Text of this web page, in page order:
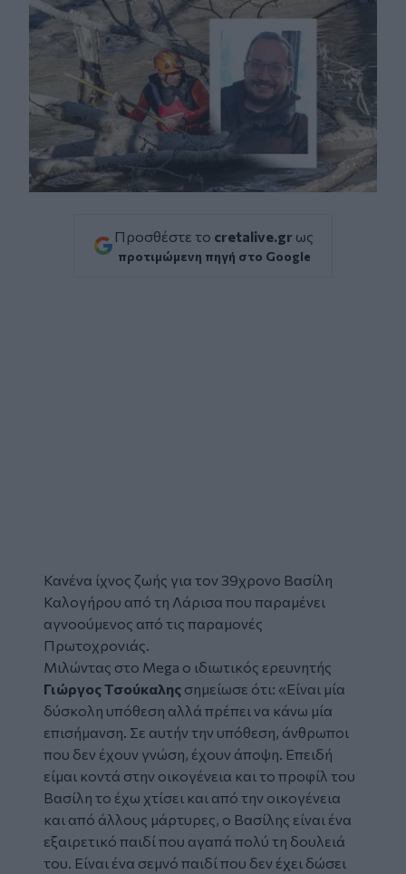
Προσθέστε το cretalive.gr ως
προτιμώμενη πηγή στο Google
Κανένα ίχνος ζωής για τον 39χρονο Βασίλη
Καλογήρου από τη Λάρισα που παραμένει
αγνοούμενος από τις παραμονές
Πρωτοχρονιάς.
Μιλώντας στο Mega ο ιδιωτικός ερευνητής
Γιώργος Τσούκαλης σημείωσε ότι: «Είναι μία
δύσκολη υπόθεση αλλά πρέπει να κάνω μία
επισήμανση. Σε αυτήν την υπόθεση, άνθρωποι
που δεν έχουν γνώση, έχουν άποψη. Επειδή
είμαι κοντά στην οικογένεια και το προφίλ του
Βασίλη το έχω χτίσει και από την οικογένεια
και από άλλους μάρτυρες, ο Βασίλης είναι ένα
εξαιρετικό παιδί που αγαπά πολύ τη δουλειά
του. Είναι ένα σεμνό παιδί που δεν έχει δώσει